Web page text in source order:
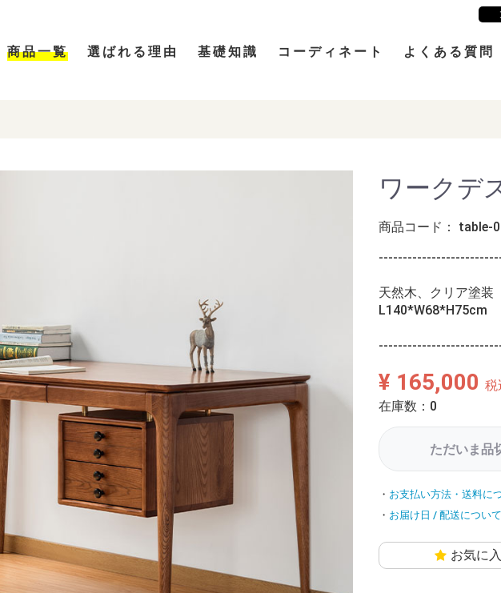
商品一覧 選ばれる理由 基礎知識 コーディネート よくある質問
ワークデ
商品コード： table-
天然木、クリア塗装
L140*W68*H75cm
¥ 165,000 税
在庫数：0
ただいま品
お支払い方法・送料に
お届け日 / 配送について
お気に